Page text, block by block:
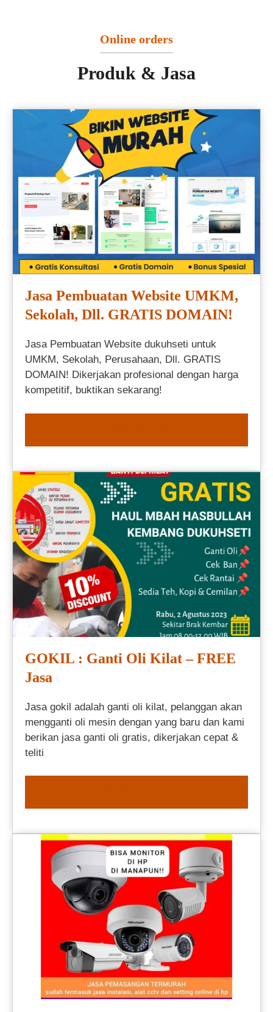
Online orders
Produk & Jasa
Jasa Pembuatan Website UMKM,
Sekolah, Dll. GRATIS DOMAIN!
Jasa Pembuatan Website dukuhseti untuk
UMKM, Sekolah, Perusahaan, Dll. GRATIS
DOMAIN! Dikerjakan profesional dengan harga
kompetitif, buktikan sekarang!
GOKIL : Ganti Oli Kilat – FREE
Jasa
Jasa gokil adalah ganti oli kilat, pelanggan akan
mengganti oli mesin dengan yang baru dan kami
berikan jasa ganti oli gratis, dikerjakan cepat &
teliti